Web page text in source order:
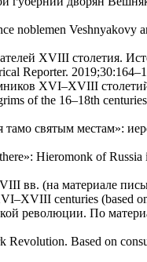
noblemen
XVIII столетия.
Reporter.
XVI–XVIII
of the 16–18th
святым местам»:
Hieromonk of
вв. (на материале
centuries (based
революции. По
Revolution. Based on